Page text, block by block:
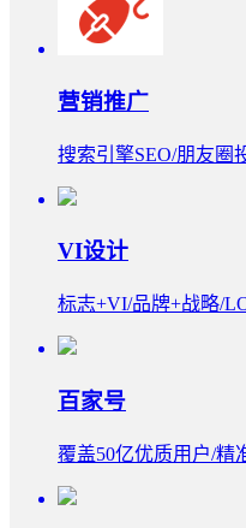
营销推广
搜索引擎SEO/朋友圈
VI设计
标志+VI/品牌+战略/
百家号
覆盖50亿优质用户/精